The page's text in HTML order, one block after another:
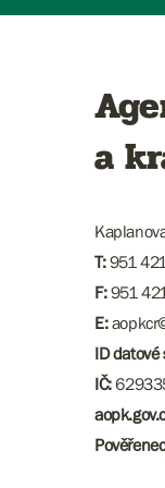
a
T:951
F:951
E:
ID datové
IČ: